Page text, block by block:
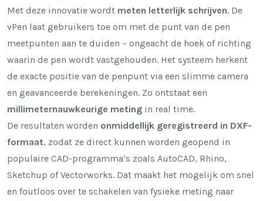
Met deze innovatie wordt meten letterlijk schrijven. De
vPen laat gebruikers toe om met de punt van de pen
meetpunten aan te duiden – ongeacht de hoek of richting
waarin de pen wordt vastgehouden. Het systeem herkent
de exacte positie van de penpunt via een slimme camera
en geavanceerde berekeningen. Zo ontstaat een
millimeternauwkeurige meting in real time.
De resultaten worden onmiddellijk geregistreerd in DXF-
formaat, zodat ze direct kunnen worden geopend in
populaire CAD-programma’s zoals AutoCAD, Rhino,
Sketchup of Vectorworks. Dat maakt het mogelijk om snel
en foutloos over te schakelen van fysieke meting naar